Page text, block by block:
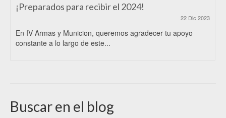
¡Preparados para recibir el 2024!
22 Dic 2023
En IV Armas y Municion, queremos agradecer tu apoyo
constante a lo largo de este...
Buscar en el blog